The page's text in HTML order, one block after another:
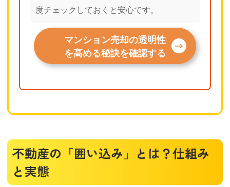
度チェックしておくと安心です。
マンション売却の透明性
を高める秘訣を確認する
不動産の「囲い込み」とは？仕組み
と実態